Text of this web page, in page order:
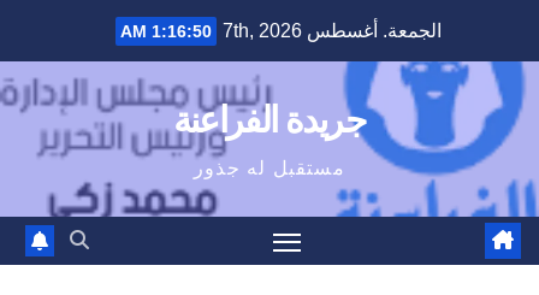
content
الجمعة. أغسطس 7th, 2026 1:16:51 AM
جريدة الفراعنة
مستقبل له جذور